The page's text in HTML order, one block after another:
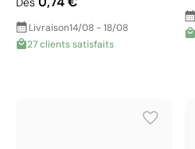
Livraison14/08 - 18/08
27 clients satisfaits